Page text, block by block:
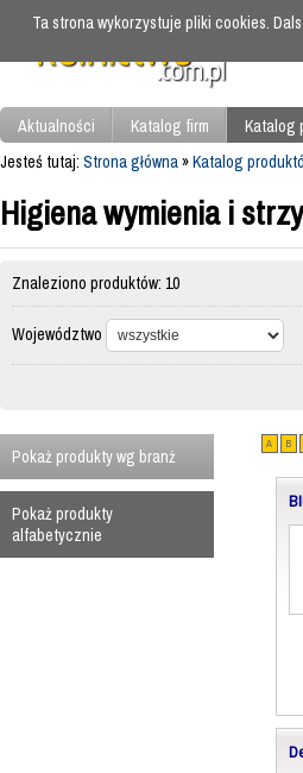
Aktualności Katalog firm
Katalog
Jesteś tutaj: Strona główna»Katalog
Higiena wymienia i
Znaleziono produktów: 10
Województwo
Pokaż produkty wg branż
Pokaż produkty
alfabetycznie
A B
Ta strona wykorzystuje pliki cookies.